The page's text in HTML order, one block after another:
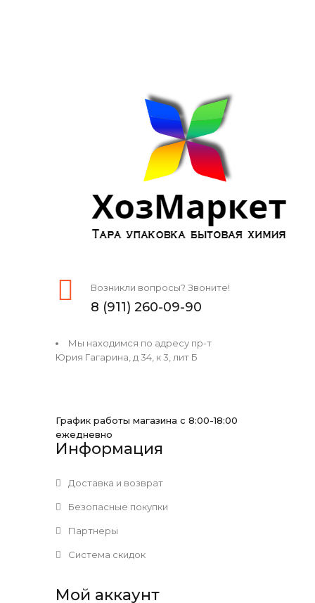
Возникли вопросы? Звоните!
8 (911) 260-09-90
Мы находимся по адресу пр-т
Юрия Гагарина, д 34, к 3, лит Б
График работы магазина с 8:00-18:00
ежедневно
Информация
Доставка и возврат
Безопасные покупки
Партнеры
Система скидок
Мой аккаунт